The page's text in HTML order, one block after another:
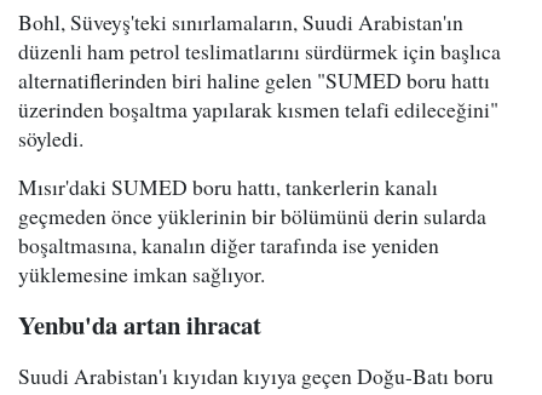
Bohl, Süveyş'teki sınırlamaların, Suudi Arabistan'ın
düzenli ham petrol teslimatlarını sürdürmek için başlıca
alternatiflerinden biri haline gelen "SUMED boru hattı
üzerinden boşaltma yapılarak kısmen telafi edileceğini"
söyledi.
Mısır'daki SUMED boru hattı, tankerlerin kanalı
geçmeden önce yüklerinin bir bölümünü derin sularda
boşaltmasına, kanalın diğer tarafında ise yeniden
yüklemesine imkan sağlıyor.
Yenbu'da artan ihracat
Suudi Arabistan'ı kıyıdan kıyıya geçen Doğu-Batı boru